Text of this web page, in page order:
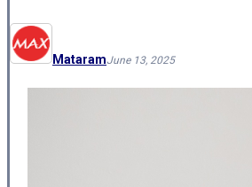
MataramJune 13, 2025